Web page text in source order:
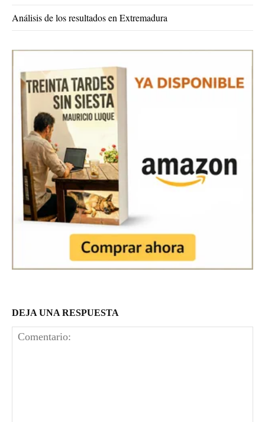
DEJA UNA RESPUESTA
Análisis de los resultados en Extremadura